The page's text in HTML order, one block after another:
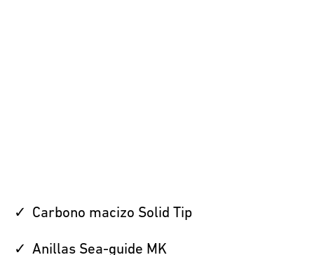
Carbono macizo Solid Tip
Anillas Sea-guide MK